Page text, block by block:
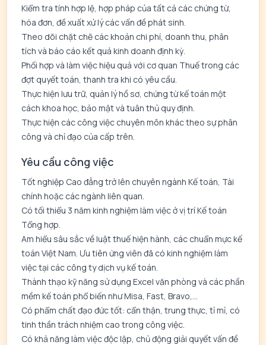
Kiểm tra tính hợp lệ, hợp pháp của tất cả các chứng từ,
hóa đơn, đề xuất xử lý các vấn đề phát sinh.
Theo dõi chặt chẽ các khoản chi phí, doanh thu, phân
tích và báo cáo kết quả kinh doanh định kỳ.
Phối hợp và làm việc hiệu quả với cơ quan Thuế trong các
đợt quyết toán, thanh tra khi có yêu cầu.
Thực hiện lưu trữ, quản lý hồ sơ, chứng từ kế toán một
cách khoa học, bảo mật và tuân thủ quy định.
Thực hiện các công việc chuyên môn khác theo sự phân
công và chỉ đạo của cấp trên.
Yêu cầu công việc
Tốt nghiệp Cao đẳng trở lên chuyên ngành Kế toán, Tài
chính hoặc các ngành liên quan.
Có tối thiểu 3 năm kinh nghiệm làm việc ở vị trí Kế toán
Tổng hợp.
Am hiểu sâu sắc về luật thuế hiện hành, các chuẩn mực kế
toán Việt Nam. Ưu tiên ứng viên đã có kinh nghiệm làm
việc tại các công ty dịch vụ kế toán.
Thành thạo kỹ năng sử dụng Excel văn phòng và các phần
mềm kế toán phổ biến như Misa, Fast, Bravo,...
Có phẩm chất đạo đức tốt: cẩn thận, trung thực, tỉ mỉ, có
tinh thần trách nhiệm cao trong công việc.
Có khả năng làm việc độc lập, chủ động giải quyết vấn đề